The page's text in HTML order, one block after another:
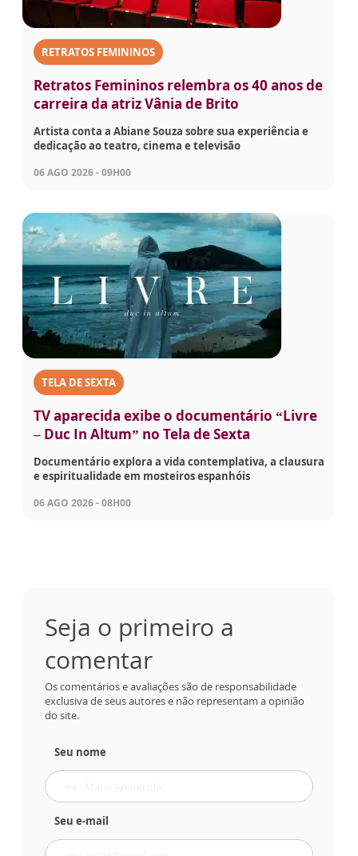
RETRATOS FEMININOS
Retratos Femininos relembra os 40 anos de
carreira da atriz Vânia de Brito
Artista conta a Abiane Souza sobre sua experiência e
dedicação ao teatro, cinema e televisão
06 AGO 2026 - 09H00
TELA DE SEXTA
TV aparecida exibe o documentário “Livre
– Duc In Altum” no Tela de Sexta
Documentário explora a vida contemplativa, a clausura
e espiritualidade em mosteiros espanhóis
06 AGO 2026 - 08H00
Seja o primeiro a
comentar
Os comentários e avaliações são de responsabilidade
exclusiva de seus autores e não representam a opinião
do site.
Seu nome
Seu e-mail